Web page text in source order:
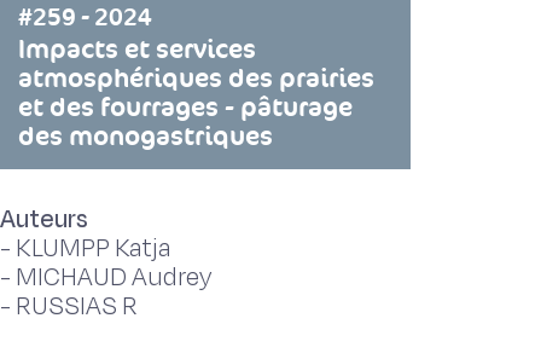
#259 - 2024
Impacts et services
atmosphériques des prairies
et des fourrages - pâturage
des monogastriques
Auteurs
- KLUMPP Katja
- MICHAUD Audrey
- RUSSIAS R